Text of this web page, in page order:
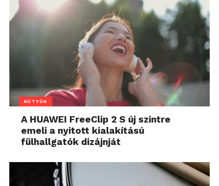
KÜTYÜK
A HUAWEI FreeClip 2 S új szintre
emeli a nyitott kialakítású
fülhallgatók dizájnját